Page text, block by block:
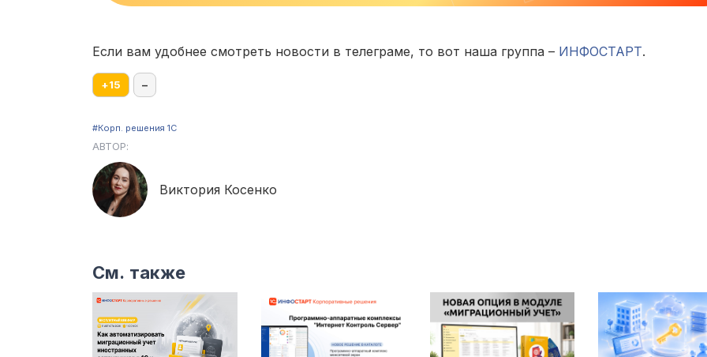
Если вам удобнее смотреть новости в телеграме, то вот наша группа – ИНФОСТАРТ.
+15 –
#Корп. решения 1С
АВТОР:
Виктория Косенко
См. также